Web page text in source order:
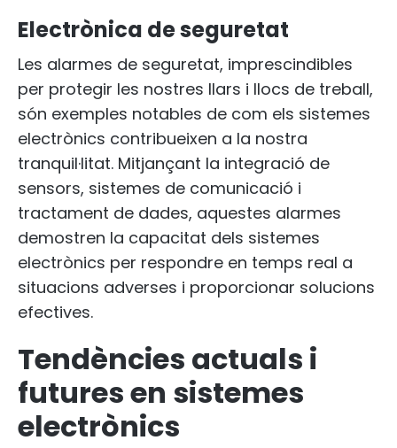
Electrònica de seguretat
Les alarmes de seguretat, imprescindibles
per protegir les nostres llars i llocs de treball,
són exemples notables de com els sistemes
electrònics contribueixen a la nostra
tranquil·litat. Mitjançant la integració de
sensors, sistemes de comunicació i
tractament de dades, aquestes alarmes
demostren la capacitat dels sistemes
electrònics per respondre en temps real a
situacions adverses i proporcionar solucions
efectives.
Tendències actuals i
futures en sistemes
electrònics